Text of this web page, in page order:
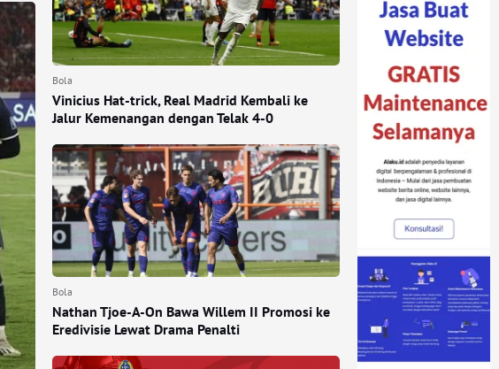
Bola
Vinicius Hat-trick, Real Madrid Kembali ke
Jalur Kemenangan dengan Telak 4-0
Bola
Nathan Tjoe-A-On Bawa Willem II Promosi ke
Eredivisie Lewat Drama Penalti